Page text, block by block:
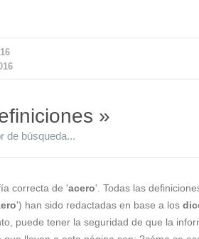
»
de búsqueda...
correcta de 'acero'. Todas las
') han sido redactadas en base a los
puede tener la seguridad de que la